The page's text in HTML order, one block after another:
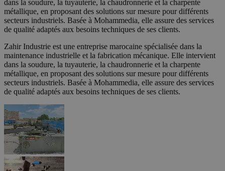
dans la soudure, la tuyauterie, la chaudronnerie et la charpente
métallique, en proposant des solutions sur mesure pour différents
secteurs industriels. Basée à Mohammedia, elle assure des services
de qualité adaptés aux besoins techniques de ses clients.
Zahir Industrie est une entreprise marocaine spécialisée dans la
maintenance industrielle et la fabrication mécanique. Elle intervient
dans la soudure, la tuyauterie, la chaudronnerie et la charpente
métallique, en proposant des solutions sur mesure pour différents
secteurs industriels. Basée à Mohammedia, elle assure des services
de qualité adaptés aux besoins techniques de ses clients.